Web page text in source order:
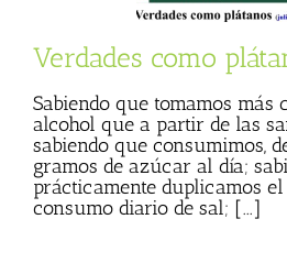
Verdades como
Sabiendo que tomamos
alcohol que a partir de las
sabiendo que consumimos,
gramos de azúcar al día;
prácticamente duplicamos
consumo diario de sal; [...]